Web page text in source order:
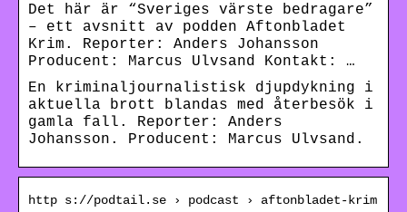
Det här är “Sveriges värste bedragare”
– ett avsnitt av podden Aftonbladet
Krim. Reporter: Anders Johansson
Producent: Marcus Ulvsand Kontakt: …
En kriminaljournalistisk djupdykning i
aktuella brott blandas med återbesök i
gamla fall. Reporter: Anders
Johansson. Producent: Marcus Ulvsand.
http s://podtail.se › podcast › aftonbladet-krim